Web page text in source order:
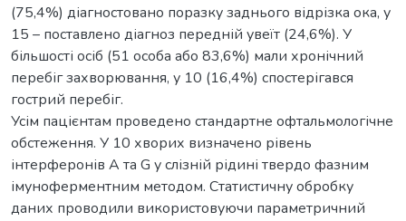
(75,4%) діагностовано поразку заднього відрізка ока, у
15 – поставлено діагноз передній увеїт (24,6%). У
більшості осіб (51 особа або 83,6%) мали хронічний
перебіг захворювання, у 10 (16,4%) спостерігався
гострий перебіг.
Усім пацієнтам проведено стандартне офтальмологічне
обстеження. У 10 хворих визначено рівень
інтерферонів А та G у слізній рідині твердо фазним
імуноферментним методом. Статистичну обробку
даних проводили використовуючи параметричний